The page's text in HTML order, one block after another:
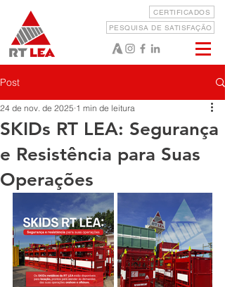
CERTIFICADOS
PESQUISA DE SATISFAÇÃO
Post
SKIDs RT LEA: Segurança
e Resistência para Suas
Operações
24 de nov. de 2025 1 min de leitura